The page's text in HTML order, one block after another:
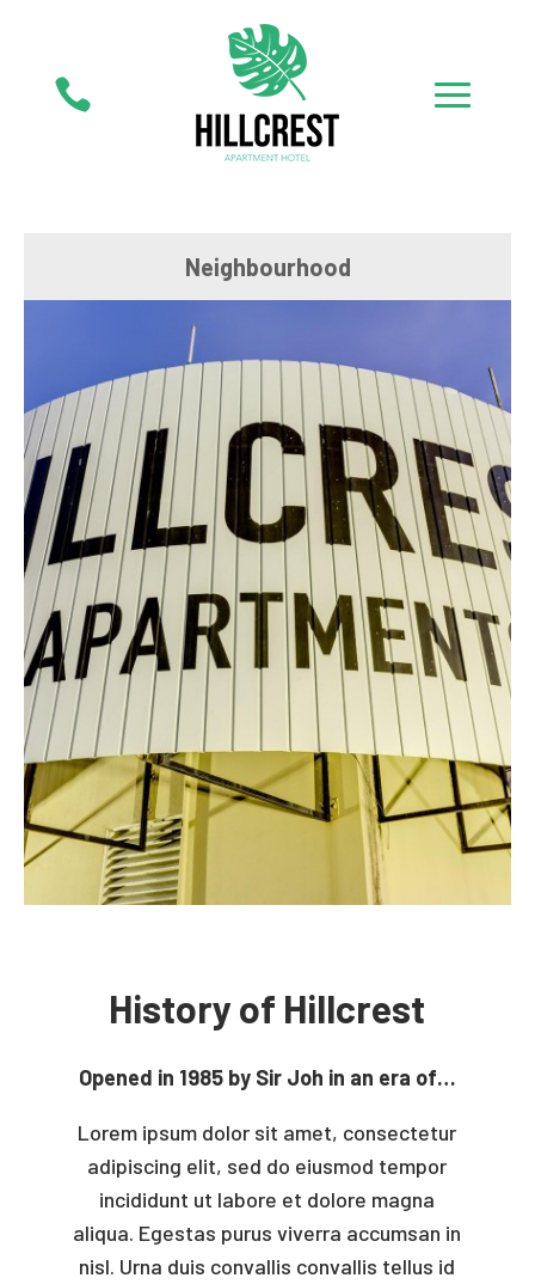

Neighbourhood
History of Hillcrest
Opened in 1985 by Sir Joh in an era of…
Lorem ipsum dolor sit amet, consectetur
adipiscing elit, sed do eiusmod tempor
incididunt ut labore et dolore magna
aliqua. Egestas purus viverra accumsan in
nisl. Urna duis convallis convallis tellus id